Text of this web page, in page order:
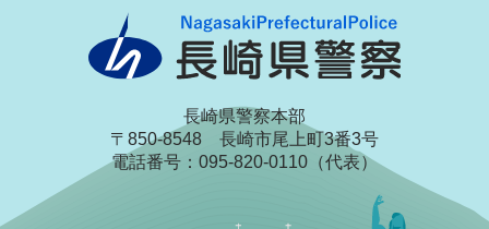
長崎県警察本部
〒850-8548 長崎市尾上町3番3号
電話番号：095-820-0110（代表）